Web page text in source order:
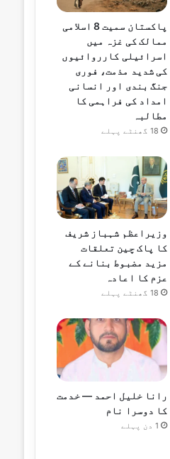
پاکستان سمیت 8 اسلامی
ممالک کی غزہ میں
اسرائیلی کارروائیوں
کی شدید مذمت، فوری
جنگ بندی اور انسانی
امداد کی فراہمی کا
مطالبہ
18 گھنٹے پہلے
وزیراعظم شہباز شریف
کا پاک چین تعلقات
مزید مضبوط بنانے کے
عزم کا اعادہ
18 گھنٹے پہلے
رانا خلیل احمد — خدمت
کا دوسرا نام
1 دن پہلے